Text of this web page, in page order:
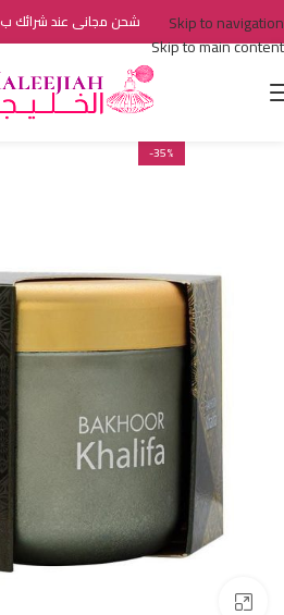
Skip to navigation
Skip to main content
شحن مجانى عند شرائك ب 1500 جنية
-35%